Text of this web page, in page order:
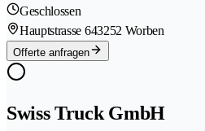
Geschlossen
Hauptstrasse 643252 Worben
Offerte anfragen
Swiss Truck GmbH